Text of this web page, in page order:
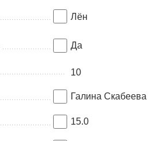
Лён
Да
10
Галина Скабеева
15.0